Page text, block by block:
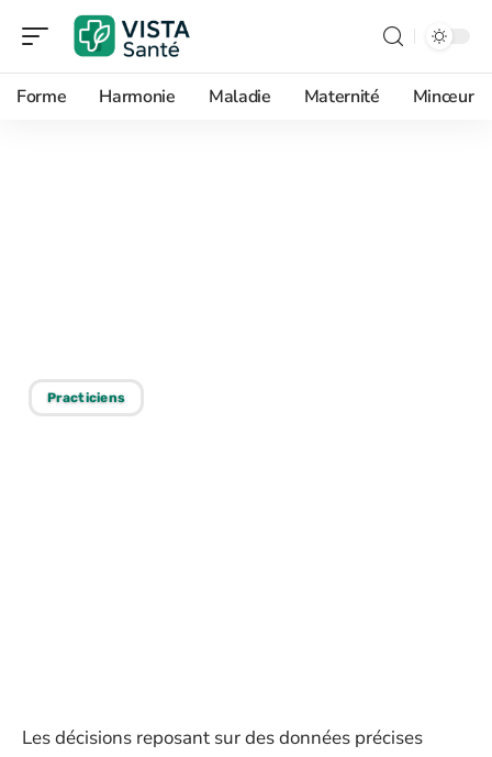
Forme Harmonie Maladie Maternité Minceur
Practiciens
Les décisions reposant sur des données précises